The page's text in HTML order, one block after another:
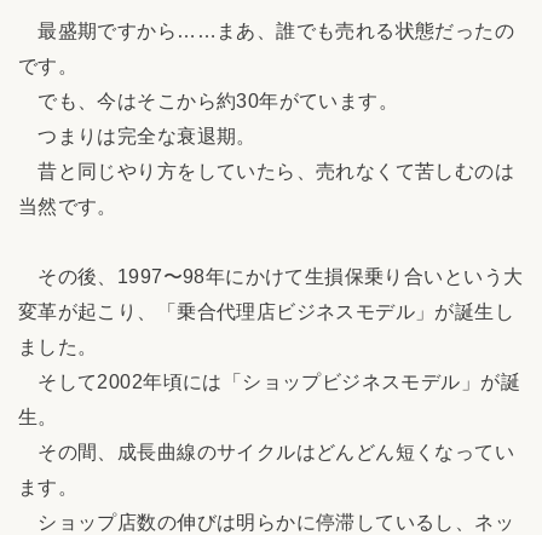
最盛期ですから……まあ、誰でも売れる状態だったの
です。
でも、今はそこから約30年がています。
つまりは完全な衰退期。
昔と同じやり方をしていたら、売れなくて苦しむのは
当然です。
その後、1997〜98年にかけて生損保乗り合いという大
変革が起こり、「乗合代理店ビジネスモデル」が誕生し
ました。
そして2002年頃には「ショップビジネスモデル」が誕
生。
その間、成長曲線のサイクルはどんどん短くなってい
ます。
ショップ店数の伸びは明らかに停滞しているし、ネッ